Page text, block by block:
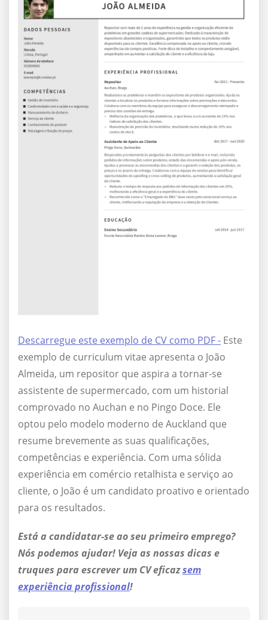
Descarregue este exemplo de CV como PDF - Este
exemplo de curriculum vitae apresenta o João
Almeida, um repositor que aspira a tornar-se
assistente de supermercado, com um historial
comprovado no Auchan e no Pingo Doce. Ele
optou pelo modelo moderno de Auckland que
resume brevemente as suas qualificações,
competências e experiência. Com uma sólida
experiência em comércio retalhista e serviço ao
cliente, o João é um candidato proativo e orientado
para os resultados.
Está a candidatar-se ao seu primeiro emprego?
Nós podemos ajudar! Veja as nossas dicas e
truques para escrever um CV eficazsem
experiência profissional!